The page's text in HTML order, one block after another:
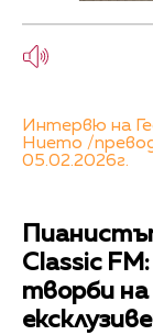
Интервю на
Нието /
05.02.2026г.
Classic
творби